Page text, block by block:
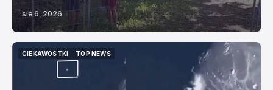
sie 6, 2026
CIEKAWOSTKI
CIEKAWOSTKI
TOP NEWS
TOP NEWS